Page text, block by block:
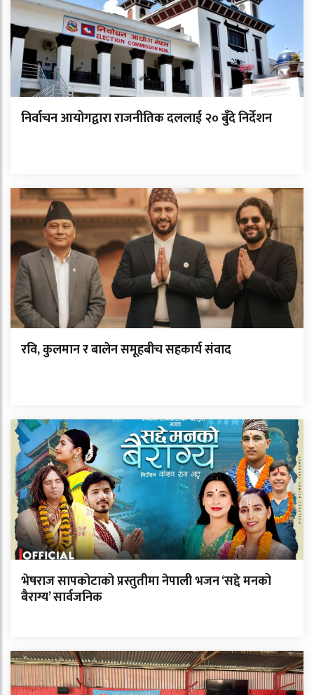
निर्वाचन आयोगद्वारा राजनीतिक दललाई २० बुँदे निर्देशन
रवि, कुलमान र बालेन समूहबीच सहकार्य संवाद
भेषराज सापकोटाको प्रस्तुतीमा नेपाली भजन ‘सद्दे मनको
बैराग्य’ सार्वजनिक